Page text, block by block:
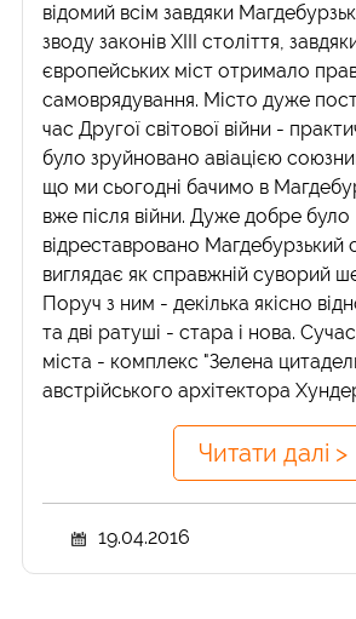
відомий всім завдяки
зводу законів XIII століття,
європейських міст отримало
самоврядування. Місто дуже
час Другої світової війни -
було зруйновано авіацією
що ми сьогодні бачимо в
вже після війни. Дуже добре було
відреставровано Магдебурзький
виглядає як справжній суворий
Поруч з ним - декілька якісно
та дві ратуші - стара і нова.
міста - комплекс "Зелена
австрійського архітектора
Читати далі >
19.04.2016